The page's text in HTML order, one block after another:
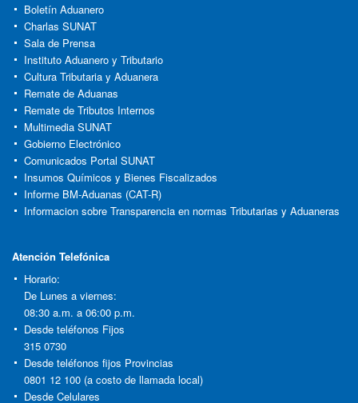
Boletín Aduanero
Charlas SUNAT
Sala de Prensa
Instituto Aduanero y Tributario
Cultura Tributaria y Aduanera
Remate de Aduanas
Remate de Tributos Internos
Multimedia SUNAT
Gobierno Electrónico
Comunicados Portal SUNAT
Insumos Químicos y Bienes Fiscalizados
Informe BM-Aduanas (CAT-R)
Informacion sobre Transparencia en normas Tributarias y Aduaneras
Atención Telefónica
Horario:
De Lunes a viernes:
08:30 a.m. a 06:00 p.m.
Desde teléfonos Fijos
315 0730
Desde teléfonos fijos Provincias
0801 12 100 (a costo de llamada local)
Desde Celulares